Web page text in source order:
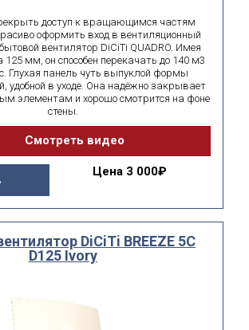
доступ к вращающимся частям
оформить вход в вентиляционный
вентилятор DiCiTi QUADRO. Имея
мм, он способен перекачать до 140 м3
Глухая панель чуть выпуклой формы
удобной в уходе. Она надёжно закрывает
элементам и хорошо смотрится на фоне
стены.
Цена 3 000₽
DiCiTi BREEZE 5C
D125 Ivory